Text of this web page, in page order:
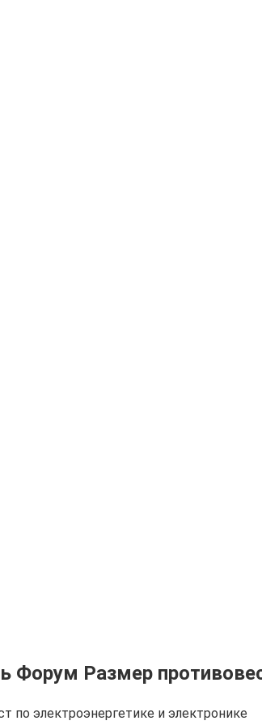
Форум Размер
по электроэнергетике и электронике